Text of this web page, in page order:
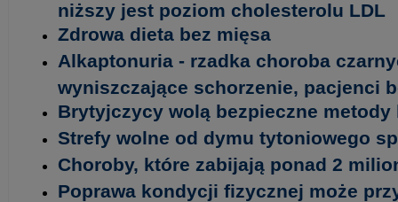
niższy jest poziom cholesterolu LDL
Zdrowa dieta bez mięsa
Alkaptonuria - rzadka choroba
wyniszczające schorzenie, pacjenci
Brytyjczycy wolą bezpieczne metody
Strefy wolne od dymu tytoniowego
Choroby, które zabijają ponad 2
Poprawa kondycji fizycznej może